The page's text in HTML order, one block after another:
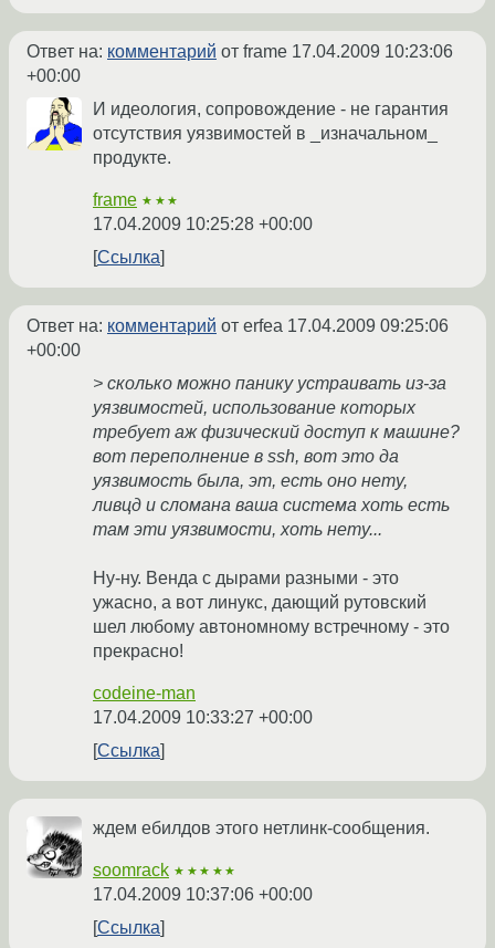
Ответ на: комментарий от frame 17.04.2009 10:23:06
+00:00
И идеология, сопровождение - не гарантия
отсутствия уязвимостей в _изначальном_
продукте.
frame ★★★
17.04.2009 10:25:28 +00:00
Ссылка
Ответ на: комментарий от erfea 17.04.2009 09:25:06
+00:00
> сколько можно панику устраивать из-за
уязвимостей, использование которых
требует аж физический доступ к машине?
вот переполнение в ssh, вот это да
уязвимость была, эт, есть оно нету,
ливцд и сломана ваша система хоть есть
там эти уязвимости, хоть нету...
Ну-ну. Венда с дырами разными - это
ужасно, а вот линукс, дающий рутовский
шел любому автономному встречному - это
прекрасно!
codeine-man
17.04.2009 10:33:27 +00:00
Ссылка
ждем ебилдов этого нетлинк-сообщения.
soomrack ★★★★★
17.04.2009 10:37:06 +00:00
Ссылка